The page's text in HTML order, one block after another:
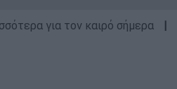
για τον καιρό σήμερα